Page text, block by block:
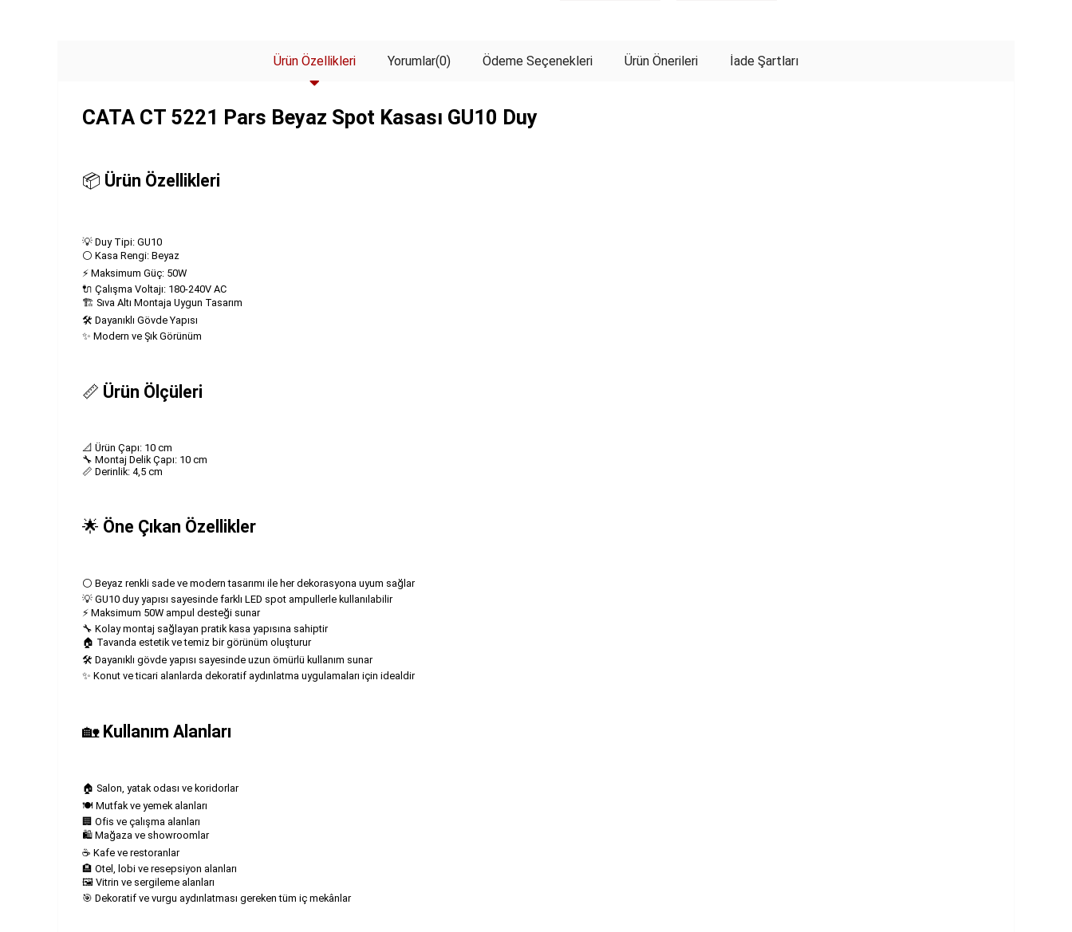
Ürün Özellikleri Yorumlar(0) Ödeme Seçenekleri Ürün Önerileri İade Şartları
CATA CT 5221 Pars Beyaz Spot Kasası GU10 Duy
📦 Ürün Özellikleri
💡 Duy Tipi: GU10
⚪ Kasa Rengi: Beyaz
⚡ Maksimum Güç: 50W
🔌 Çalışma Voltajı: 180-240V AC
🏗️ Sıva Altı Montaja Uygun Tasarım
🛠️ Dayanıklı Gövde Yapısı
✨ Modern ve Şık Görünüm
📏 Ürün Ölçüleri
📐 Ürün Çapı: 10 cm
🔧 Montaj Delik Çapı: 10 cm
📏 Derinlik: 4,5 cm
🌟 Öne Çıkan Özellikler
⚪ Beyaz renkli sade ve modern tasarımı ile her dekorasyona uyum sağlar
💡 GU10 duy yapısı sayesinde farklı LED spot ampullerle kullanılabilir
⚡ Maksimum 50W ampul desteği sunar
🔧 Kolay montaj sağlayan pratik kasa yapısına sahiptir
🏠 Tavanda estetik ve temiz bir görünüm oluşturur
🛠️ Dayanıklı gövde yapısı sayesinde uzun ömürlü kullanım sunar
✨ Konut ve ticari alanlarda dekoratif aydınlatma uygulamaları için idealdir
🏡 Kullanım Alanları
🏠 Salon, yatak odası ve koridorlar
🍽️ Mutfak ve yemek alanları
🏢 Ofis ve çalışma alanları
🛍️ Mağaza ve showroomlar
☕ Kafe ve restoranlar
🏨 Otel, lobi ve resepsiyon alanları
🖼️ Vitrin ve sergileme alanları
🎯 Dekoratif ve vurgu aydınlatması gereken tüm iç mekânlar